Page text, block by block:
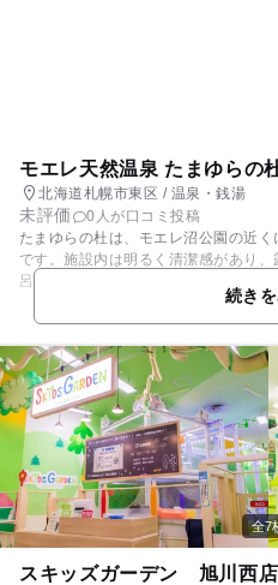
モエレ天然温泉 たまゆらの
北海道札幌市東区 / 温泉・銭湯
未評価
0人が口コミ投稿
たまゆらの杜は、モエレ沼公園の近
です。施設内は明るく清潔感があり
呂、寝湯など種類豊富な大浴場は魅
お子さん連れでも安心できます。軽
した休憩スペースもあり、ゆっくり
ムコーナーやコミック誌コーナーも
時間を楽しめます。
続き
全7
スキッズガーデン 旭川西店